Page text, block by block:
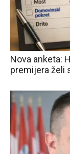
Nova anketa:
premijera želi